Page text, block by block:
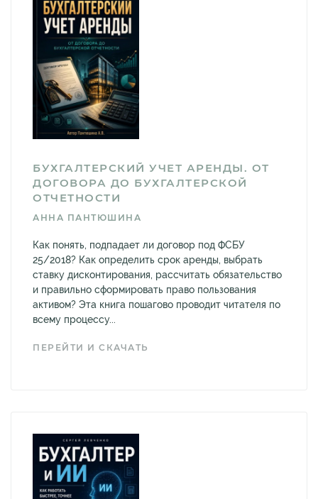
БУХГАЛТЕРСКИЙ УЧЕТ АРЕНДЫ. ОТ
ДОГОВОРА ДО БУХГАЛТЕРСКОЙ
ОТЧЕТНОСТИ
АННА ПАНТЮШИНА
Как понять, подпадает ли договор под ФСБУ
25/2018? Как определить срок аренды, выбрать
ставку дисконтирования, рассчитать обязательство
и правильно сформировать право пользования
активом? Эта книга пошагово проводит читателя по
всему процессу...
ПЕРЕЙТИ И СКАЧАТЬ